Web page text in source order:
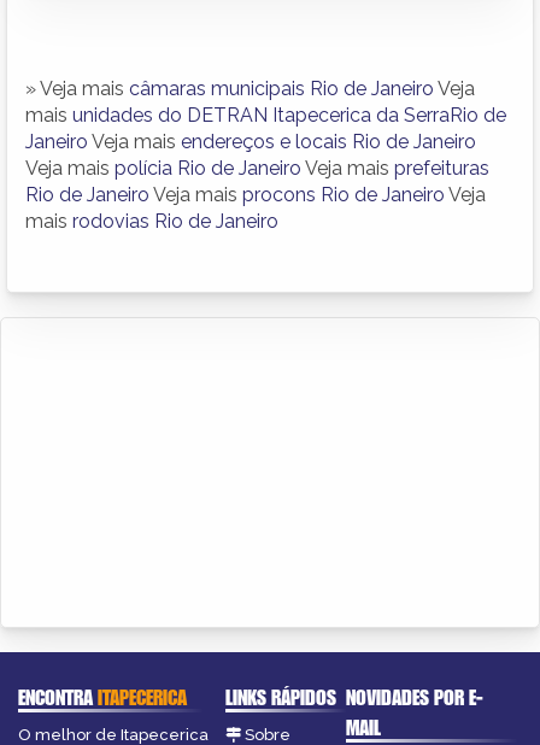
» Veja mais câmaras municipais Rio de Janeiro Veja
mais unidades do DETRAN Itapecerica da SerraRio de
Janeiro Veja mais endereços e locais Rio de Janeiro
Veja mais polícia Rio de Janeiro Veja mais prefeituras
Rio de Janeiro Veja mais procons Rio de Janeiro Veja
mais rodovias Rio de Janeiro
ENCONTRAITAPECERICA
O melhor de Itapecerica
LINKS RÁPIDOS
Sobre
NOVIDADES POR E-
MAIL